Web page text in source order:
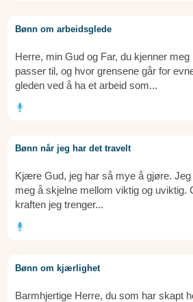
Bønn om arbeidsglede
Herre, min Gud og Far, du kjenner
passer til, og hvor grensene går for
gleden ved å ha et arbeid som...
Bønn når jeg har det travelt
Kjære Gud, jeg har så mye å gjøre.
meg å skjelne mellom viktig og uviktig.
kraften jeg trenger...
Bønn om kjærlighet
Barmhjertige Herre, du som har skapt